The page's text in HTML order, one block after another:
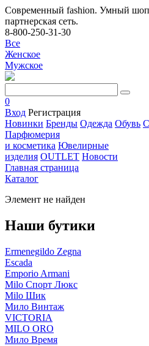
Современный fashion. Умный
партнерская сеть.
8-800-250-31-30
Все
Женское
Мужское
0
Вход Регистрация
Новинки Бренды Одежда Обувь
Парфюмерия
и косметика Ювелирные
изделия OUTLET Новости
Главная страница
Каталог
Элемент не найден
Наши бутики
Ermenegildo Zegna
Escada
Emporio Armani
Milo Спорт Люкс
Milo Шик
Мило Винтаж
VICTORIA
MILO ORO
Мило Время